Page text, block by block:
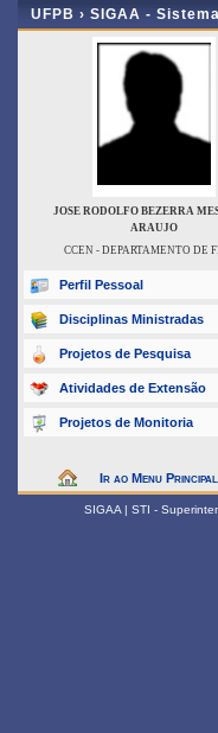
UFPB › SIGAA -
JOSE RODOLFO BEZERRA
ARAUJO
CCEN - DEPARTAMENTO DE
Perfil Pessoal
Disciplinas Ministradas
Projetos de Pesquisa
Atividades de Extensão
Projetos de Monitoria
Ir ao Menu Principal
SIGAA | STI -